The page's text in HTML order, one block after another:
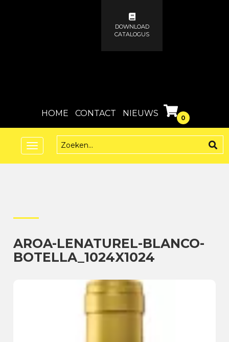
DOWNLOAD
CATALOGUS
HOME CONTACT NIEUWS 0
Toggle
AROA-LENATUREL-BLANCO-
BOTELLA_1024X1024